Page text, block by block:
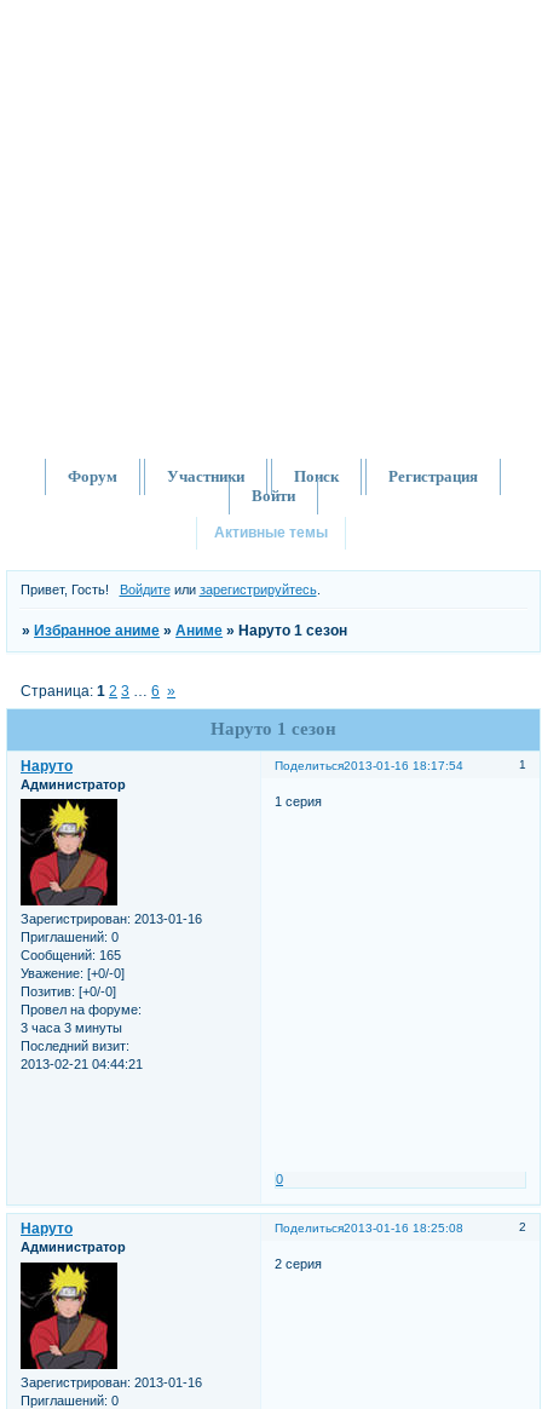
Форум Участники Поиск
Регистрация
Войти
Активные темы
Привет, Гость! Войдитеили зарегистрируйтесь.
»Избранное аниме »Аниме »Наруто 1 сезон
Наруто 1 сезон
Страница:1 2 3 … 6 »
Поделиться 1
2013-01-16 18:17:54
Наруто
Администратор
Зарегистрирован: 2013-01-16
Приглашений: 0
Сообщений: 165
Уважение: [+0/-0]
Позитив: [+0/-0]
Провел на форуме:
3 часа 3 минуты
Последний визит:
2013-02-21 04:44:21
1 серия
0
Поделиться 2
2013-01-16 18:25:08
Наруто
Администратор
Зарегистрирован: 2013-01-16
Приглашений: 0
2 серия